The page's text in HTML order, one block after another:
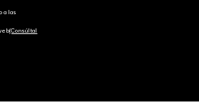
a las
(Consúltal